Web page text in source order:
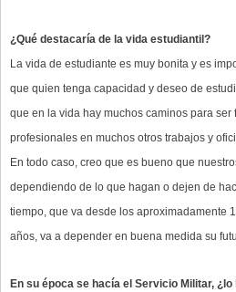
¿Qué destacaría de la vida estudiantil?
La vida de estudiante es muy bonita y es
que quien tenga capacidad y deseo de
que en la vida hay muchos caminos para ser
profesionales en muchos otros trabajos y
En todo caso, creo que es bueno que
dependiendo de lo que hagan o dejen de
tiempo, que va desde los aproximadamente
años, va a depender en buena medida su
En su época se hacía el Servicio Militar, ¿lo